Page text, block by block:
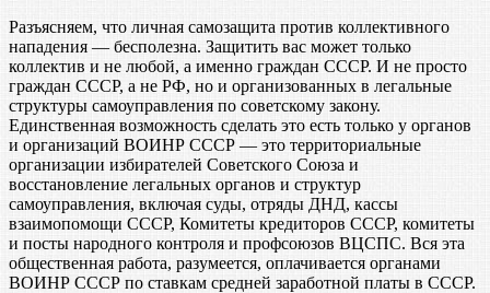
Разъясняем, что личная самозащита против коллективного
нападения — бесполезна. Защитить вас может только
коллектив и не любой, а именно граждан СССР. И не просто
граждан СССР, а не РФ, но и организованных в легальные
структуры самоуправления по советскому закону.
Единственная возможность сделать это есть только у органов
и организаций ВОИНР СССР — это территориальные
организации избирателей Советского Союза и
восстановление легальных органов и структур
самоуправления, включая суды, отряды ДНД, кассы
взаимопомощи СССР, Комитеты кредиторов СССР, комитеты
и посты народного контроля и профсоюзов ВЦСПС. Вся эта
общественная работа, разумеется, оплачивается органами
ВОИНР СССР по ставкам средней заработной платы в СССР.